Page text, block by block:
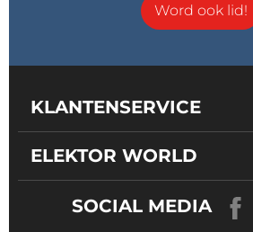
Word ook lid!
KLANTENSERVICE
ELEKTOR WORLD
SOCIAL MEDIA